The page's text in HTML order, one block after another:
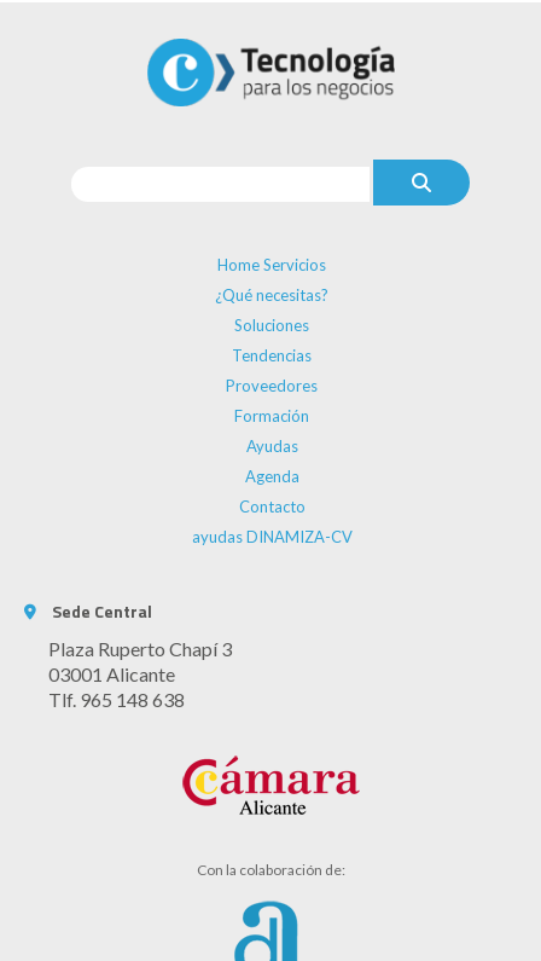
Home Servicios
¿Qué necesitas?
Soluciones
Tendencias
Proveedores
Formación
Ayudas
Agenda
Contacto
ayudas DINAMIZA-CV
Sede Central
Plaza Ruperto Chapí 3
03001 Alicante
Tlf. 965 148 638
Con la colaboración de: